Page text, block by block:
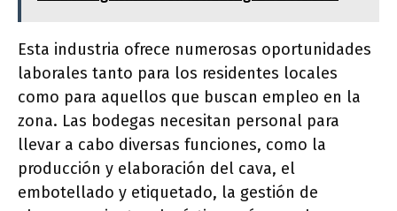
Esta industria ofrece numerosas oportunidades
laborales tanto para los residentes locales
como para aquellos que buscan empleo en la
zona. Las bodegas necesitan personal para
llevar a cabo diversas funciones, como la
producción y elaboración del cava, el
embotellado y etiquetado, la gestión de